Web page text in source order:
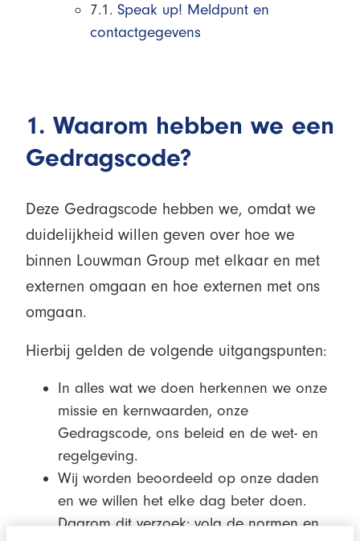
7.1. Speak up! Meldpunt en
contactgegevens
1. Waarom hebben we een
Gedragscode?
Deze Gedragscode hebben we, omdat we
duidelijkheid willen geven over hoe we
binnen Louwman Group met elkaar en met
externen omgaan en hoe externen met ons
omgaan.
Hierbij gelden de volgende uitgangspunten:
In alles wat we doen herkennen we onze
missie en kernwaarden, onze
Gedragscode, ons beleid en de wet- en
regelgeving.
Wij worden beoordeeld op onze daden
en we willen het elke dag beter doen.
Daarom dit verzoek: volg de normen en